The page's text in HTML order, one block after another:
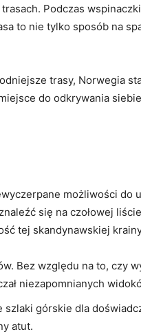
Podczas
to nie tylko sposób⁤ na
trasy, Norwegia
do odkrywania
możliwości do
się na czołowej
tej skandynawskiej
Bez‌ względu na to, czy⁢
niezapomnianych
szlaki górskie dla
atut.